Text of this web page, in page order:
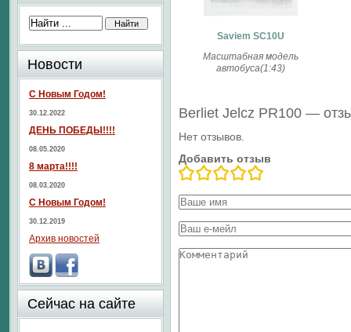
Saviem SC10U
Масштабная модель
автобуса(1:43)
Berliet Jelcz PR100 —
Нет отзывов.
Добавить отзыв
Новости
С Новым Годом!
30.12.2022
ДЕНЬ ПОБЕДЫ!!!!
08.05.2020
8 марта!!!!
08.03.2020
С Новым Годом!
30.12.2019
Архив новостей
Сейчас на сайте